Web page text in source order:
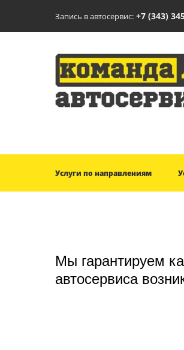
Запись в автосервис: +7 (343)
Услуги по направлениям
Мы гарантируем
автосервиса